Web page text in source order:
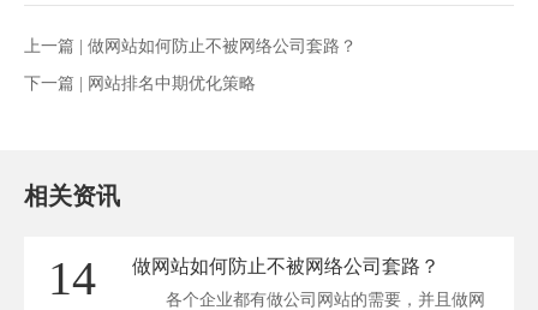
上一篇 | 做网站如何防止不被网络公司套路？
下一篇 | 网站排名中期优化策略
相关资讯
14 做网站如何防止不被网络公司套路？
各个企业都有做公司网站的需要，并且做网